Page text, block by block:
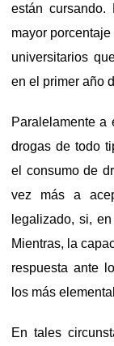
están
mayor
universitarios
en el primer año
Paralelamente a
drogas de todo
el consumo de
vez más a
legalizado, si,
Mientras, la
respuesta ante
los más
En tales